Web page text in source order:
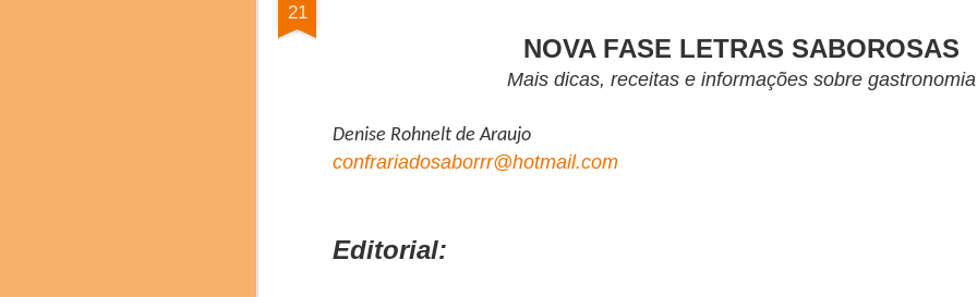
21
NOVA FASE LETRAS SABOROSAS
Mais dicas, receitas e informações sobre gastronomia
Denise Rohnelt de Araujo
confrariadosaborrr@hotmail.com
Editorial:
QUINTA EDIÇÃO DE CONGRESSO MUNDIAL DE CIÊNCIA E COZINHA TRAZ
DOS NOVOS PAÍSES ASSOCIADOS